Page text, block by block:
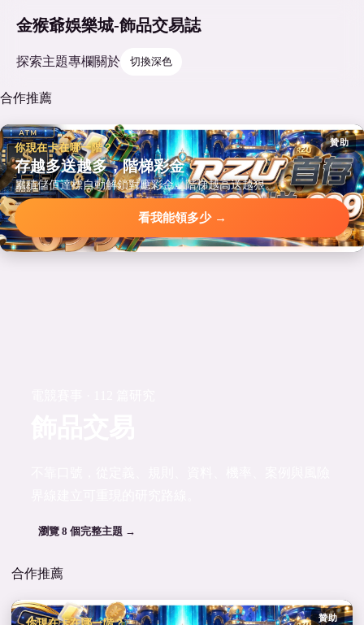
金猴爺娛樂城-飾品交易誌
探索主題專欄關於 切換深色
合作推薦
贊助
你現在卡在哪一階？
存越多送越多，階梯彩金
累積儲值達標自動解鎖對應彩金，階梯越高送越狠。
看我能領多少 →
瀏覽 8 個完整主題 →
合作推薦
贊助